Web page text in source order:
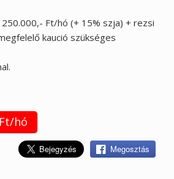
Ft/hó (+ 15% szja) + rezsi
kaució szükséges
hó
Megosztás